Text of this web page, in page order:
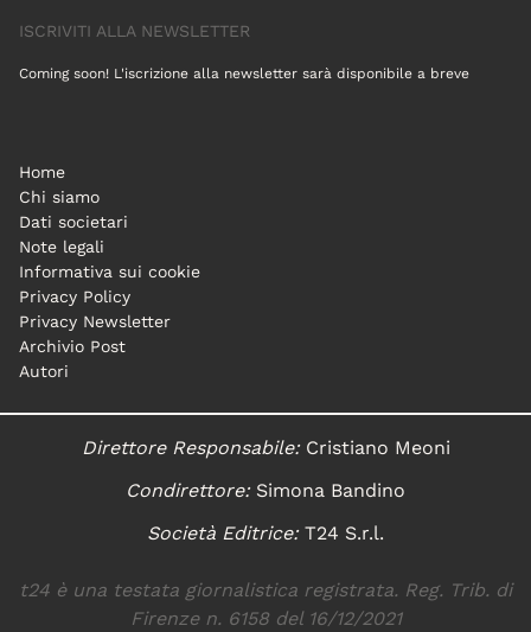
ISCRIVITI ALLA NEWSLETTER
Coming soon! L'iscrizione alla newsletter sarà disponibile a breve
Home
Chi siamo
Dati societari
Note legali
Informativa sui cookie
Privacy Policy
Privacy Newsletter
Archivio Post
Autori
Direttore Responsabile:Cristiano Meoni
Condirettore:Simona Bandino
Società Editrice:T24 S.r.l.
t24 è una testata giornalistica registrata. Reg. Trib. di
Firenze n. 6158 del 16/12/2021